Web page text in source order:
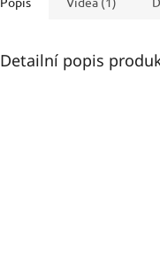
Detailní popis